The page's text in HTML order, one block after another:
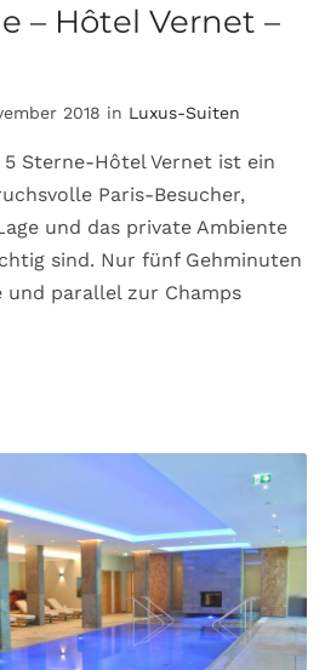
– Hôtel Vernet –
2018 in Luxus-Suiten
Sterne-Hôtel Vernet ist ein
Paris-Besucher,
und das private Ambiente
sind. Nur fünf Gehminuten
und parallel zur Champs